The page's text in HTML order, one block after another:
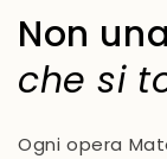
Non
che si
Ogni opera